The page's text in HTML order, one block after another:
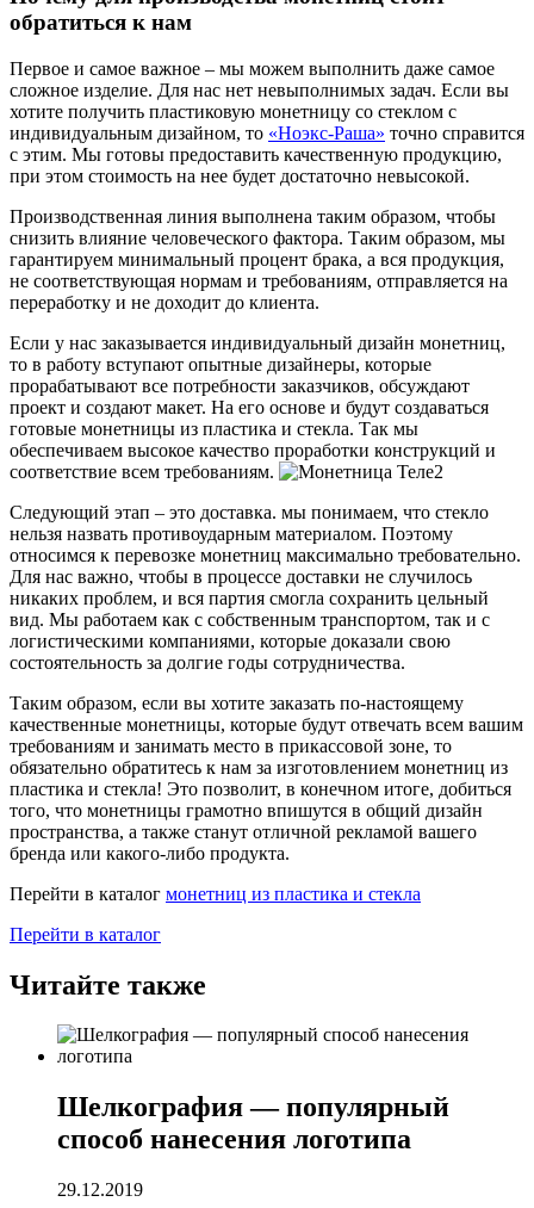
обратиться к нам
Первое и самое важное – мы можем выполнить даже самое
сложное изделие. Для нас нет невыполнимых задач. Если вы
хотите получить пластиковую монетницу со стеклом с
индивидуальным дизайном, то «Ноэкс-Раша» точно справится
с этим. Мы готовы предоставить качественную продукцию,
при этом стоимость на нее будет достаточно невысокой.
Производственная линия выполнена таким образом, чтобы
снизить влияние человеческого фактора. Таким образом, мы
гарантируем минимальный процент брака, а вся продукция,
не соответствующая нормам и требованиям, отправляется на
переработку и не доходит до клиента.
Если у нас заказывается индивидуальный дизайн монетниц,
то в работу вступают опытные дизайнеры, которые
прорабатывают все потребности заказчиков, обсуждают
проект и создают макет. На его основе и будут создаваться
готовые монетницы из пластика и стекла. Так мы
обеспечиваем высокое качество проработки конструкций и
соответствие всем требованиям.
Следующий этап – это доставка. мы понимаем, что стекло
нельзя назвать противоударным материалом. Поэтому
относимся к перевозке монетниц максимально требовательно.
Для нас важно, чтобы в процессе доставки не случилось
никаких проблем, и вся партия смогла сохранить цельный
вид. Мы работаем как с собственным транспортом, так и с
логистическими компаниями, которые доказали свою
состоятельность за долгие годы сотрудничества.
Таким образом, если вы хотите заказать по-настоящему
качественные монетницы, которые будут отвечать всем вашим
требованиям и занимать место в прикассовой зоне, то
обязательно обратитесь к нам за изготовлением монетниц из
пластика и стекла! Это позволит, в конечном итоге, добиться
того, что монетницы грамотно впишутся в общий дизайн
пространства, а также станут отличной рекламой вашего
бренда или какого-либо продукта.
Перейти в каталог монетниц из пластика и стекла
Перейти в каталог
Читайте также
Шелкография — популярный
способ нанесения логотипа
29.12.2019